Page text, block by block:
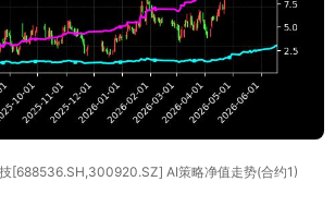
[688536.SH,300920.SZ] AI策略净值走势(合约1)